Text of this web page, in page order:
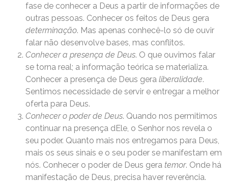
fase de conhecer a Deus a partir de informações de
outras pessoas. Conhecer os feitos de Deus gera
determinação. Mas apenas conhecê-lo só de ouvir
falar não desenvolve bases, mas conflitos.
Conhecer a presença de Deus. O que ouvimos falar
se torna real; a informação teórica se materializa.
Conhecer a presença de Deus gera liberalidade.
Sentimos necessidade de servir e entregar a melhor
oferta para Deus.
Conhecer o poder de Deus. Quando nos permitimos
continuar na presença dEle, o Senhor nos revela o
seu poder. Quanto mais nos entregamos para Deus,
mais os seus sinais e o seu poder se manifestam em
nós. Conhecer o poder de Deus gera temor. Onde há
manifestação de Deus, precisa haver reverência.